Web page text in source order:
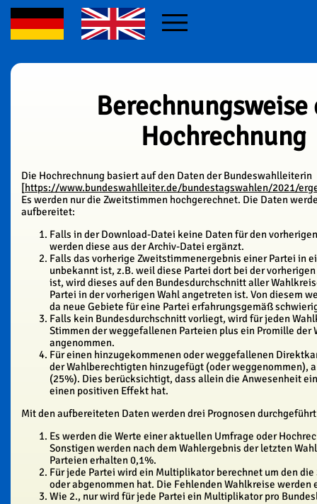
Berechnungsweise
Hochrechnung
Die Hochrechnung basiert auf den Daten der Bundeswahlleiterin
[https://www.bundeswahlleiter.de/bundestagswahlen/2021/
Es werden nur die Zweitstimmen hochgerechnet. Die Daten
aufbereitet:
Falls in der Download-Datei keine Daten für den
werden diese aus der Archiv-Datei ergänzt.
Falls das vorherige Zweitstimmenergebnis einer Partei in
unbekannt ist, z.B. weil diese Partei dort bei der
ist, wird dieses auf den Bundesdurchschnitt aller
Partei in der vorherigen Wahl angetreten ist. Von diesem
da neue Gebiete für eine Partei erfahrungsgemäß
Falls kein Bundesdurchschnitt vorliegt, wird für jeden
Stimmen der weggefallenen Parteien plus ein Promille der
angenommen.
Für einen hinzugekommenen oder weggefallenen
der Wahlberechtigten hinzugefügt (oder weggenommen),
(25%). Dies berücksichtigt, dass allein die Anwesenheit
einen positiven Effekt hat.
Mit den aufbereiteten Daten werden drei Prognosen
Es werden die Werte einer aktuellen Umfrage oder
Sonstigen werden nach dem Wahlergebnis der letzten
Parteien erhalten 0,1%.
Für jede Partei wird ein Multiplikator berechnet um den
oder abgenommen hat. Die Fehlenden Wahlkreise
Wie 2., nur wird für jede Partei ein Multiplikator pro